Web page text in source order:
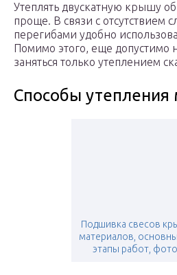
Утеплять двускатную крышу
проще. В связи с отсутствием
перегибами удобно
Помимо этого, еще допустимо
заняться только утеплением
Способы
Подшивка свесов
материалов,
этапы работ,